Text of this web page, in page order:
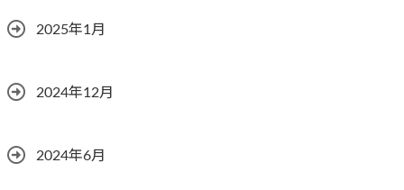
2025年1月
2024年12月
2024年6月